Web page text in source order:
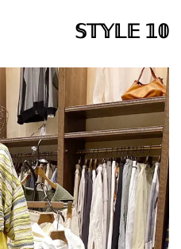
𝕊𝕋𝕐𝕃𝔼 𝟙𝟘